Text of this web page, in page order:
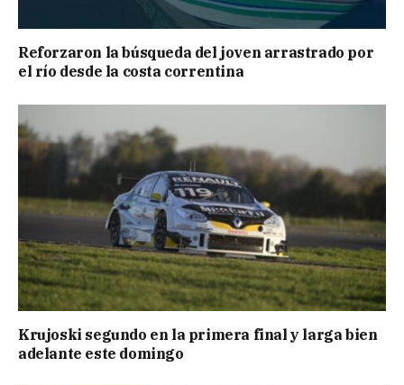
Reforzaron la búsqueda del joven arrastrado por
el río desde la costa correntina
Krujoski segundo en la primera final y larga bien
adelante este domingo